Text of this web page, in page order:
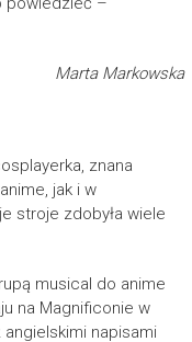
Marta Markowska
znana
jak i w
stroje zdobyła wiele
musical do anime
na Magnificonie w
napisami